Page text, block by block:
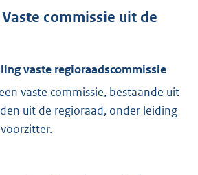
Vaste commissie uit de
vaste regioraadscommissie
vaste commissie, bestaande uit
uit de regioraad, onder leiding